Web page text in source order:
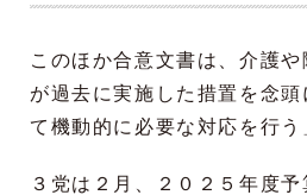
このほか合意文書は、介護
が過去に実施した措置を念
て機動的に必要な対応を行う
３党は２月、２０２５年度